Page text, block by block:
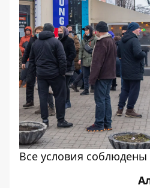
Все условия соблюдены